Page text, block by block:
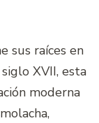
sus raíces en
XVII, esta
moderna